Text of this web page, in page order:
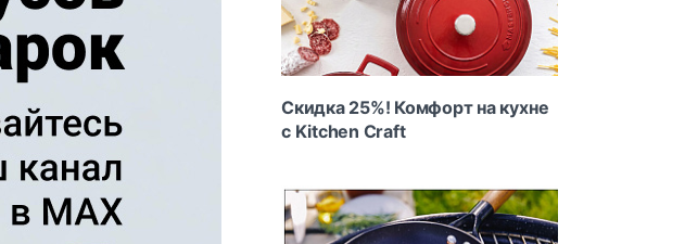
Скидка 25%! Комфорт на кухне
с Kitchen Craft